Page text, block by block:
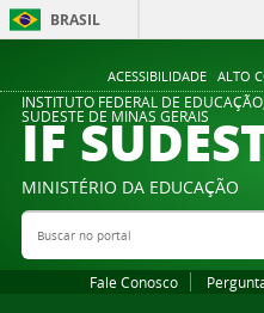
ACESSIBILIDADE ALTO
BRASIL
INSTITUTO FEDERAL DE
SUDESTE DE MINAS GERAIS
IF
MINISTÉRIO DA EDUCAÇÃO
Buscar no portal
Fale Conosco